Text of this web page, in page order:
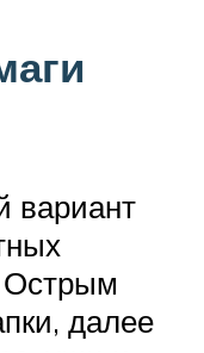
вариант
Острым
далее